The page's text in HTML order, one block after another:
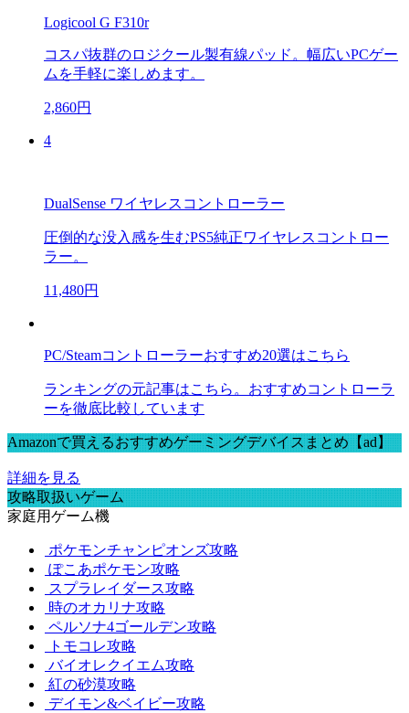
Logicool G F310r
コスパ抜群のロジクール製有線パッド。幅広いPCゲー
ムを手軽に楽しめます。
2,860円
4
DualSense ワイヤレスコントローラー
圧倒的な没入感を生むPS5純正ワイヤレスコントロー
ラー。
11,480円
PC/Steamコントローラーおすすめ20選はこちら
ランキングの元記事はこちら。おすすめコントローラ
ーを徹底比較しています
Amazonで買えるおすすめゲーミングデバイスまとめ【ad】
詳細を見る
攻略取扱いゲーム
家庭用ゲーム機
ポケモンチャンピオンズ攻略
ぽこあポケモン攻略
スプラレイダース攻略
時のオカリナ攻略
ペルソナ4ゴールデン攻略
トモコレ攻略
バイオレクイエム攻略
紅の砂漠攻略
デイモン&ベイビー攻略